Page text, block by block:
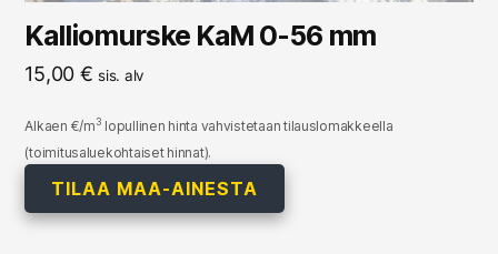
Kalliomurske KaM 0-56 mm
15,00 € sis. alv
Alkaen €/m3 lopullinen hinta vahvistetaan tilauslomakkeella
(toimitusaluekohtaiset hinnat).
TILAA MAA-AINESTA